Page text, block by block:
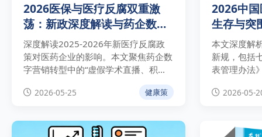
2026医保与医疗反腐双重激
荡：新政深度解读与药企数字
营销合规深度解读
深度解读2025-2026年新医疗反腐政
策对医药企业的影响。本文聚焦药企数
字营销转型中的“虚假学术直播、积分
利益输送”等三大合规雷区，并提供基
于行为留痕的系统破局策略及AI治理平
2026-05-25 健康策
2026中
生存与突
本文深度解
新规，包括
表管理办法
为药企提供
2026-05-